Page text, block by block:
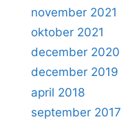
november 2021
oktober 2021
december 2020
december 2019
april 2018
september 2017